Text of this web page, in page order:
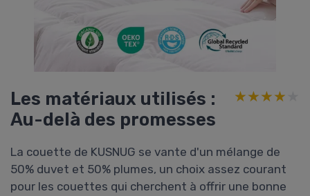
Les matériaux utilisés :
Au-delà des promesses
★★★★★
★★★★★
La couette de KUSNUG se vante d'un mélange de
50% duvet et 50% plumes, un choix assez courant
pour les couettes qui cherchent à offrir une bonne